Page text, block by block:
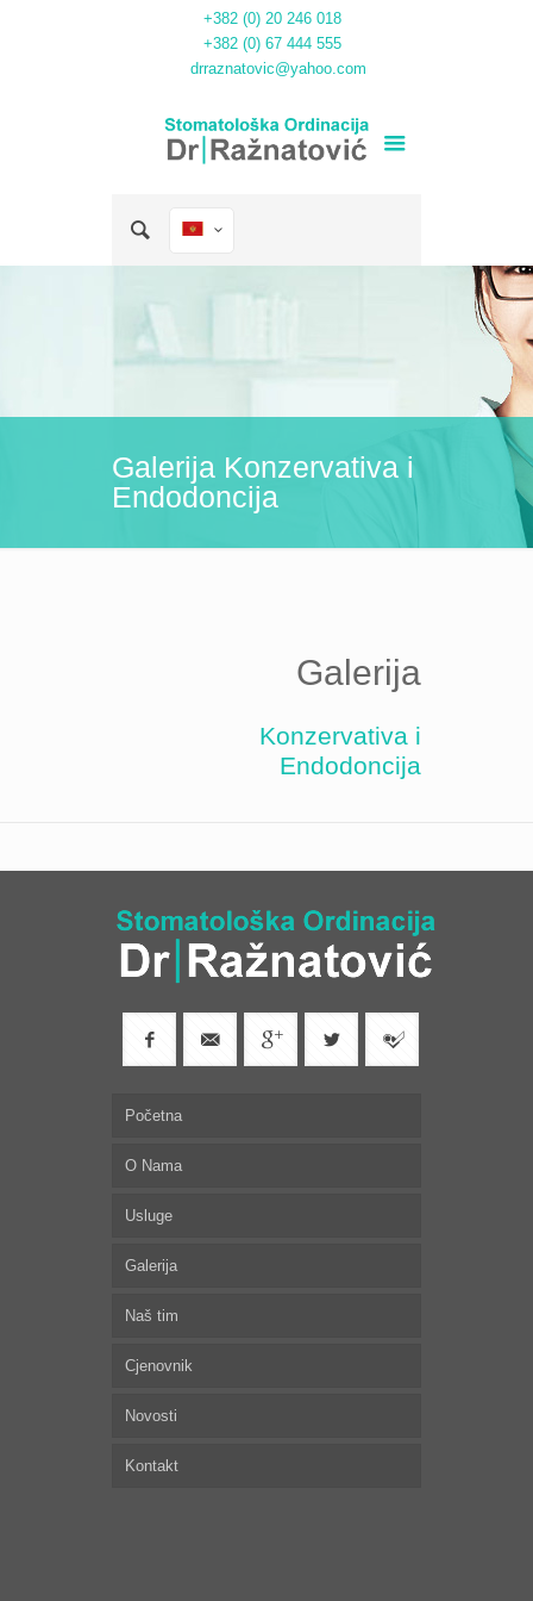
+382 (0) 20 246 018
+382 (0) 67 444 555
drraznatovic@yahoo.com
Galerija Konzervativa i
Endodoncija
Galerija
Konzervativa i
Endodoncija
Početna
O Nama
Usluge
Galerija
Naš tim
Cjenovnik
Novosti
Kontakt